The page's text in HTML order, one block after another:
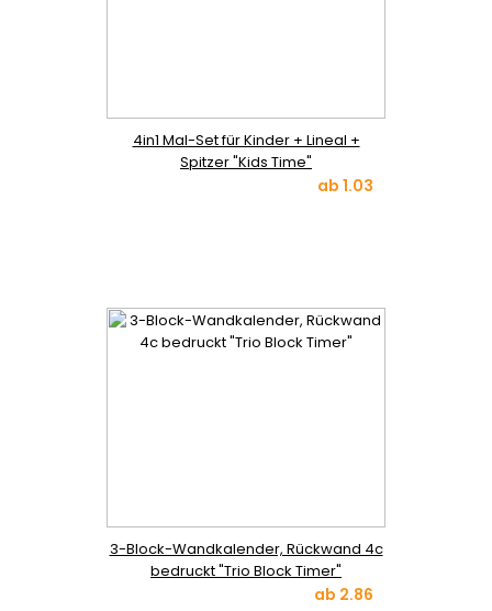
4in1 Mal-Set für Kinder + Lineal +
Spitzer "Kids Time"
ab 1.03
3-Block-Wandkalender, Rückwand 4c
bedruckt "Trio Block Timer"
ab 2.86